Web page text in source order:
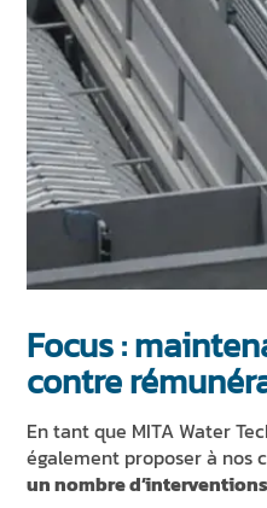
Focus :
contre
En tant que MITA Water
également proposer à nos
un nombre